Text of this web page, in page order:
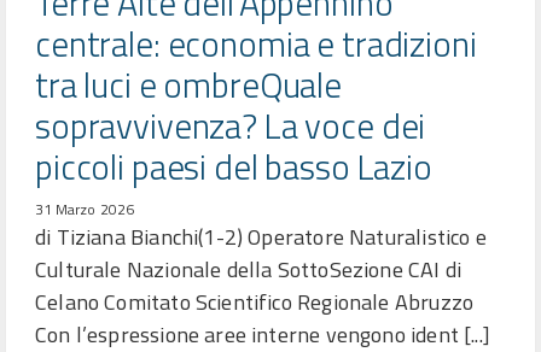
centrale: economia e tradizioni
tra luci e ombreQuale
sopravvivenza? La voce dei
piccoli paesi del basso Lazio
31 Marzo 2026
di Tiziana Bianchi(1-2) Operatore Naturalistico e
Culturale Nazionale della SottoSezione CAI di
Celano Comitato Scientifico Regionale Abruzzo
Con l’espressione aree interne vengono ident [...]